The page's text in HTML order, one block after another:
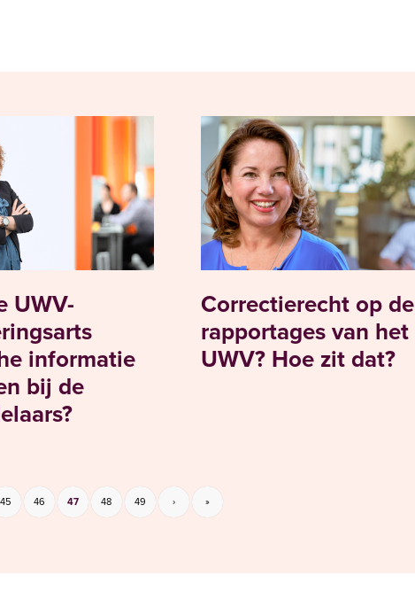
UWV-
informatie
bij de
Correctierecht op de
rapportages van het
UWV? Hoe zit dat?
45 46 47 48 49 › »